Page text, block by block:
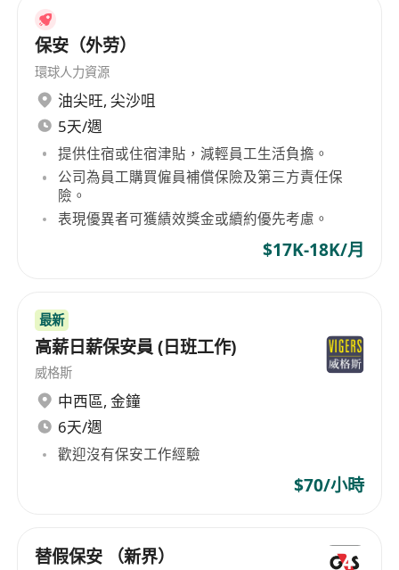
保安（外劳）
環球人力資源
油尖旺, 尖沙咀
5天/週
提供住宿或住宿津貼，減輕員工生活負擔。
公司為員工購買僱員補償保險及第三方責任保
險。
表現優異者可獲績效獎金或續約優先考慮。
$17K-18K/月
最新
高薪日薪保安員 (日班工作)
威格斯
中西區, 金鐘
6天/週
歡迎沒有保安工作經驗
$70/小時
替假保安 （新界）